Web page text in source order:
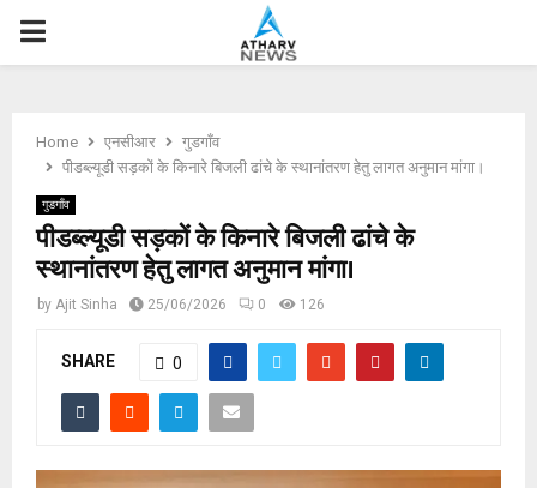
P
M
A
Home एनसीआर
गुडगाँव
पीडब्ल्यूडी सड़कों के किनारे बिजली ढांचे के स्थानांतरण हेतु लागत अनुमान मांगा।
गुडगाँव
पीडब्ल्यूडी सड़कों के किनारे बिजली ढांचे के
स्थानांतरण हेतु लागत अनुमान मांगा।
by Ajit Sinha 25/06/2026 0 126
SHARE 0